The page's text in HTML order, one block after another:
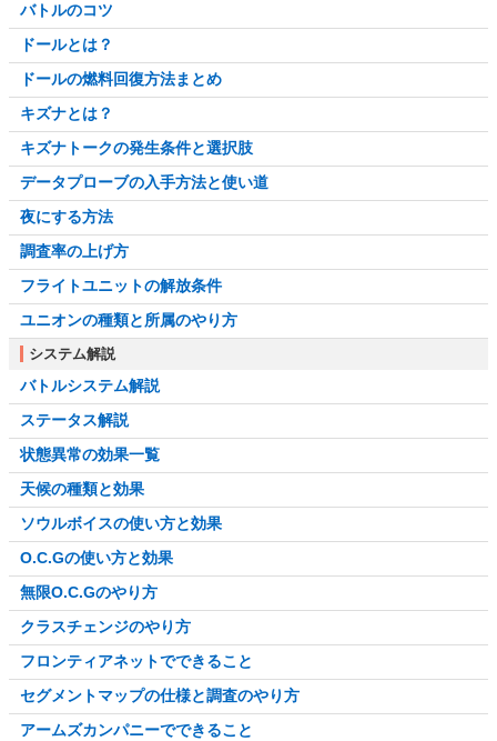
バトルのコツ
ドールとは？
ドールの燃料回復方法まとめ
キズナとは？
キズナトークの発生条件と選択肢
データプローブの入手方法と使い道
夜にする方法
調査率の上げ方
フライトユニットの解放条件
ユニオンの種類と所属のやり方
システム解説
バトルシステム解説
ステータス解説
状態異常の効果一覧
天候の種類と効果
ソウルボイスの使い方と効果
O.C.Gの使い方と効果
無限O.C.Gのやり方
クラスチェンジのやり方
フロンティアネットでできること
セグメントマップの仕様と調査のやり方
アームズカンパニーでできること